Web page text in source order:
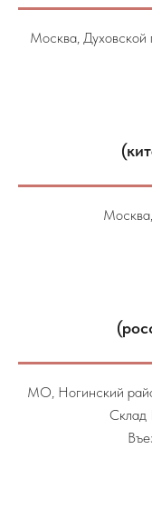
Москва, Духовской
МО, Ногинский